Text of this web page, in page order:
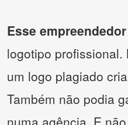
Esse empreendedor
logotipo
um logo plagiado
Também não podia